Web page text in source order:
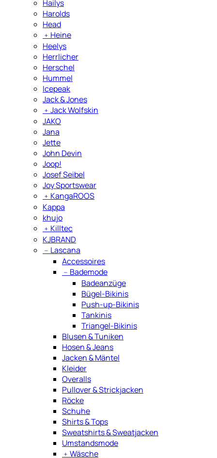
Hailys
Harolds
Head
﹢ Heine
Heelys
Herrlicher
Herschel
Hummel
Icepeak
Jack & Jones
﹢ Jack Wolfskin
JAKO
Jana
Jette
John Devin
Joop!
Josef Seibel
Joy Sportswear
﹢ KangaROOS
Kappa
khujo
﹢ Killtec
KJBRAND
﹣ Lascana
Accessoires
﹣ Bademode
Badeanzüge
Bügel-Bikinis
Push-up-Bikinis
Tankinis
Triangel-Bikinis
Blusen & Tuniken
Hosen & Jeans
Jacken & Mäntel
Kleider
Overalls
Pullover & Strickjacken
Röcke
Schuhe
Shirts & Tops
Sweatshirts & Sweatjacken
Umstandsmode
﹢ Wäsche